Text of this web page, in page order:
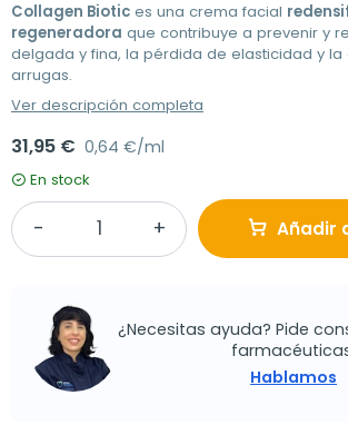
Collagen Biotic es una crema facial
regeneradora que contribuye a prevenir y
delgada y fina, la pérdida de elasticidad y
arrugas.
Ver descripción completa
31,95 € 0,64 €/ml
En stock
Añadir
¿Necesitas ayuda? Pide
Hablamos